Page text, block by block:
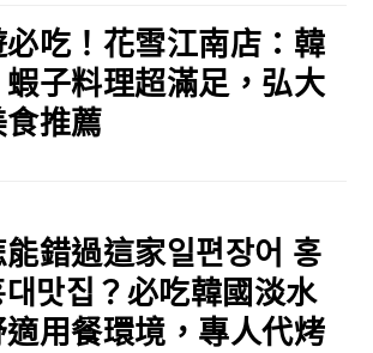
吃！花雪江南店：韓
子料理超滿足，弘大
推薦
錯過這家일편장어 홍
대맛집？必吃韓國淡水
用餐環境，專人代烤